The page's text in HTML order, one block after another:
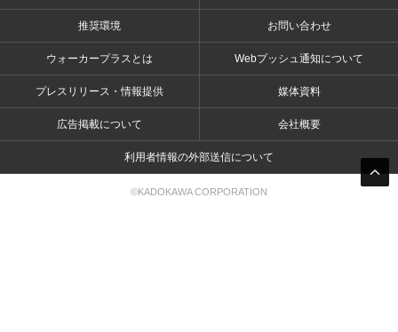
推奨環境 お問い合わせ
ウォーカープラスとは Webプッシュ通知について
プレスリリース・情報提供 媒体資料
広告掲載について 会社概要
利用者情報の外部送信について
©KADOKAWA CORPORATION